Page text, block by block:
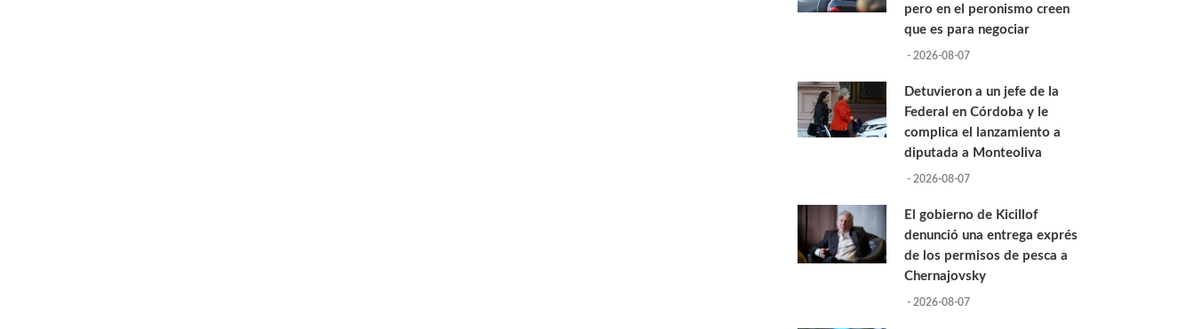
pero en el peronismo creen
que es para negociar
- 2026-08-07
Detuvieron a un jefe de la
Federal en Córdoba y le
complica el lanzamiento a
diputada a Monteoliva
- 2026-08-07
El gobierno de Kicillof
denunció una entrega exprés
de los permisos de pesca a
Chernajovsky
- 2026-08-07